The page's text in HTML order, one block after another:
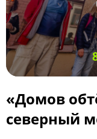
«Домов
северный